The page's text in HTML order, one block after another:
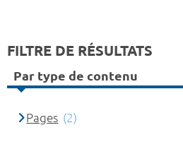
FILTRE DE RÉSULTATS
Par type de contenu
Pages (2)